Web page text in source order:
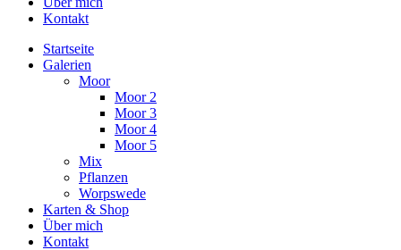
Kontakt
Startseite
Galerien
Moor
Moor 2
Moor 3
Moor 4
Moor 5
Mix
Pflanzen
Worpswede
Karten & Shop
Über mich
Kontakt